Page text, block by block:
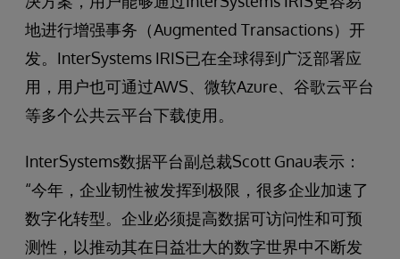
地进行增强事务（Augmented Transactions）开
发。InterSystems IRIS已在全球得到广泛部署应
用，用户也可通过AWS、微软Azure、谷歌云平台
等多个公共云平台下载使用。
InterSystems数据平台副总裁Scott Gnau表示：
“今年，企业韧性被发挥到极限，很多企业加速了
数字化转型。企业必须提高数据可访问性和可预
测性，以推动其在日益壮大的数字世界中不断发